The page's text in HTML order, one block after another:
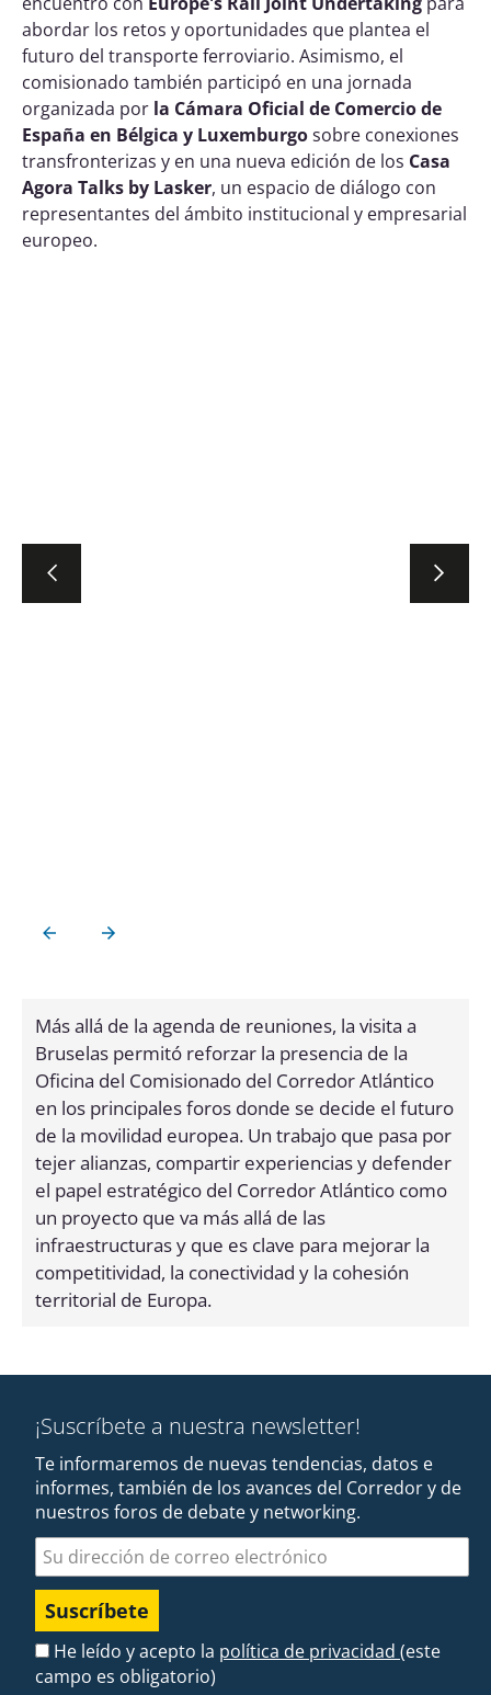
abordar los retos y oportunidades que plantea el
futuro del transporte ferroviario. Asimismo, el
comisionado también participó en una jornada
organizada por la Cámara Oficial de Comercio de
España en Bélgica y Luxemburgosobre conexiones
transfronterizas y en una nueva edición de los Casa
Agora Talks by Lasker, un espacio de diálogo con
representantes del ámbito institucional y empresarial
europeo.
Más allá de la agenda de reuniones, la visita a
Bruselas permitó reforzar la presencia de la
Oficina del Comisionado del Corredor Atlántico
en los principales foros donde se decide el futuro
de la movilidad europea. Un trabajo que pasa por
tejer alianzas, compartir experiencias y defender
el papel estratégico del Corredor Atlántico como
un proyecto que va más allá de las
infraestructuras y que es clave para mejorar la
competitividad, la conectividad y la cohesión
territorial de Europa.
¡Suscríbete a nuestra newsletter!
Te informaremos de nuevas tendencias, datos e
informes, también de los avances del Corredor y de
nuestros foros de debate y networking.
Dirección de correo electrónico
He leído y acepto la política de privacidad (este
campo es obligatorio)